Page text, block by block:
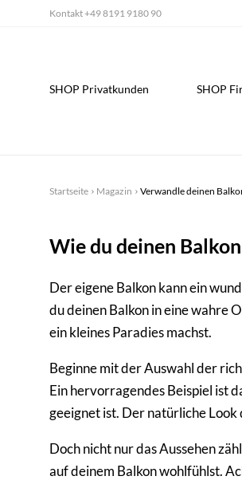
Kontakt+49 8191 9180 90
SHOP Privatkunden SHOP
Startseite Magazin Verwandle deinen
Wie du deinen
Der eigene Balkon kann ein
du deinen Balkon in eine wahre
ein kleines Paradies machst.
Beginne mit der Auswahl der
Ein hervorragendes Beispiel ist
geeignet ist. Der natürliche
Doch nicht nur das Aussehen
auf deinem Balkon wohlfühlst.